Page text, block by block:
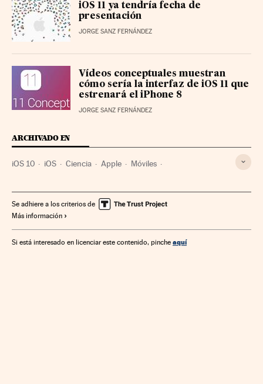
iOS 11 ya tendría fecha de
presentación
JORGE SANZ FERNÁNDEZ
Vídeos conceptuales muestran
cómo sería la interfaz de iOS 11 que
estrenará el iPhone 8
JORGE SANZ FERNÁNDEZ
ARCHIVADO EN
iOS 10 iOS Ciencia Apple Móviles
Software Telefonía móvil Empresas Informática
Telefonía Tecnologías movilidad
Tecnología Telecomunicaciones Industria
Se adhiere a los criterios de
Más información
Si está interesado en licenciar este contenido, pinche aquí